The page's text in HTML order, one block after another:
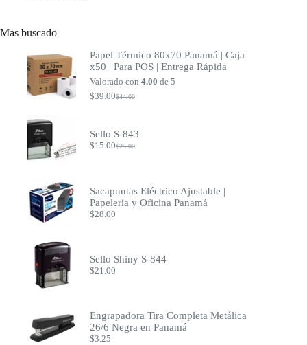
Mas buscado
Papel Térmico 80x70 Panamá | Caja
x50 | Para POS | Entrega Rápida
Valorado con 4.00 de 5
$44.00
El
era:
$44.00.
$39.00El
es:
$39.00.
Sello S-843
$25.00
El
$25.00.
$15.00El
$15.00.
Sacapuntas Eléctrico Ajustable |
Papelería y Oficina Panamá
$28.00
Sello Shiny S-844
$21.00
Engrapadora Tira Completa Metálica
26/6 Negra en Panamá
$3.25